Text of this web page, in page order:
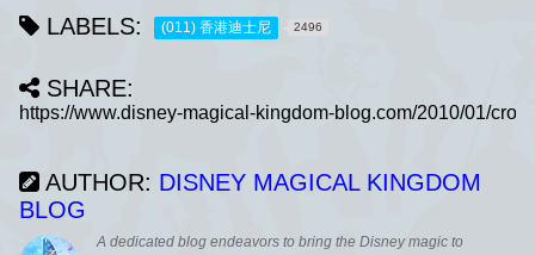
LABELS: (011) 香港迪士尼 2496
SHARE:
AUTHOR: DISNEY MAGICAL KINGDOM
BLOG
A dedicated blog endeavors to bring the Disney magic to